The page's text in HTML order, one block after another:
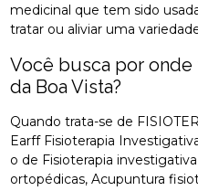
medicinal que tem sido
tratar ou aliviar uma
Você busca por
da Boa Vista?
Quando trata-se de
Earff Fisioterapia
o de Fisioterapia
ortopédicas, Acupuntura